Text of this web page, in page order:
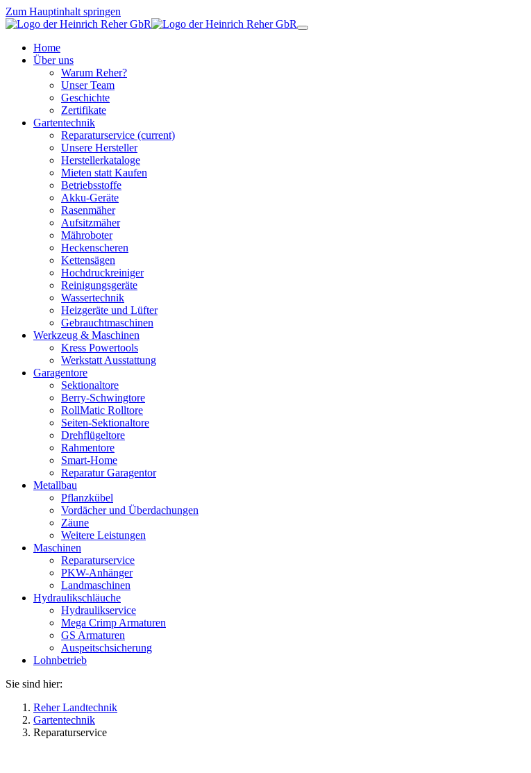
Zum Hauptinhalt springen
Home
Über uns
Warum Reher?
Unser Team
Geschichte
Zertifikate
Gartentechnik
Reparaturservice (current)
Unsere Hersteller
Herstellerkataloge
Mieten statt Kaufen
Betriebsstoffe
Akku-Geräte
Rasenmäher
Aufsitzmäher
Mähroboter
Heckenscheren
Kettensägen
Hochdruckreiniger
Reinigungsgeräte
Wassertechnik
Heizgeräte und Lüfter
Gebrauchtmaschinen
Werkzeug & Maschinen
Kress Powertools
Werkstatt Ausstattung
Garagentore
Sektionaltore
Berry-Schwingtore
RollMatic Rolltore
Seiten-Sektionaltore
Drehflügeltore
Rahmentore
Smart-Home
Reparatur Garagentor
Metallbau
Pflanzkübel
Vordächer und Überdachungen
Zäune
Weitere Leistungen
Maschinen
Reparaturservice
PKW-Anhänger
Landmaschinen
Hydraulikschläuche
Hydraulikservice
Mega Crimp Armaturen
GS Armaturen
Auspeitschsicherung
Lohnbetrieb
Sie sind hier:
Reher Landtechnik
Gartentechnik
Reparaturservice